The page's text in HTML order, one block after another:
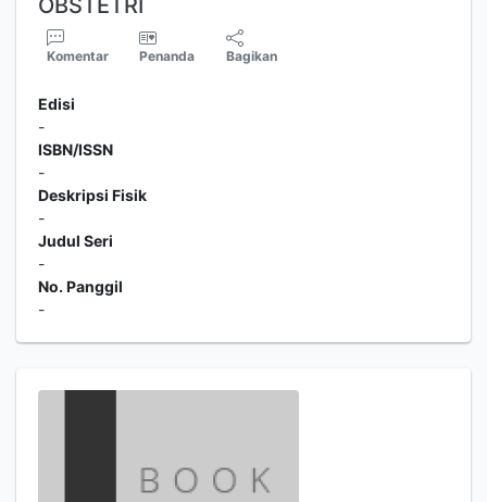
OBSTETRI
Komentar Penanda Bagikan
Edisi
-
ISBN/ISSN
-
Deskripsi Fisik
-
Judul Seri
-
No. Panggil
-